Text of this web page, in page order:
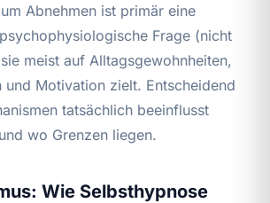
Abnehmen ist primär eine
Frage (nicht
meist auf Alltagsgewohnheiten,
und Motivation zielt. Entscheidend
tatsächlich beeinflusst
wo Grenzen liegen.
Wie Selbsthypnose